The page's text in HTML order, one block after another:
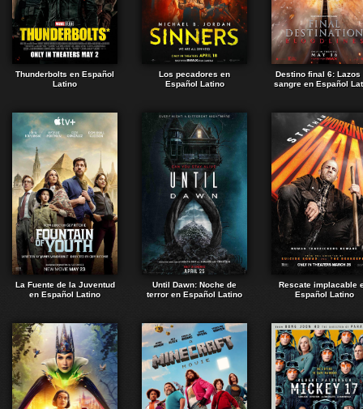
Thunderbolts en Español
Latino
Los pecadores en
Español Latino
Destino final 6: Lazos
sangre en Español
La Fuente de la Juventud
en Español Latino
Until Dawn: Noche de
terror en Español Latino
Rescate implacable
Español Latino